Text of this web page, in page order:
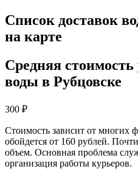
Список доставок
на карте
Средняя стоимость
воды в Рубцовске
300 ₽
Стоимость зависит от многих
обойдется от 160 рублей.
объем. Основная проблема
организация работы курьеров.